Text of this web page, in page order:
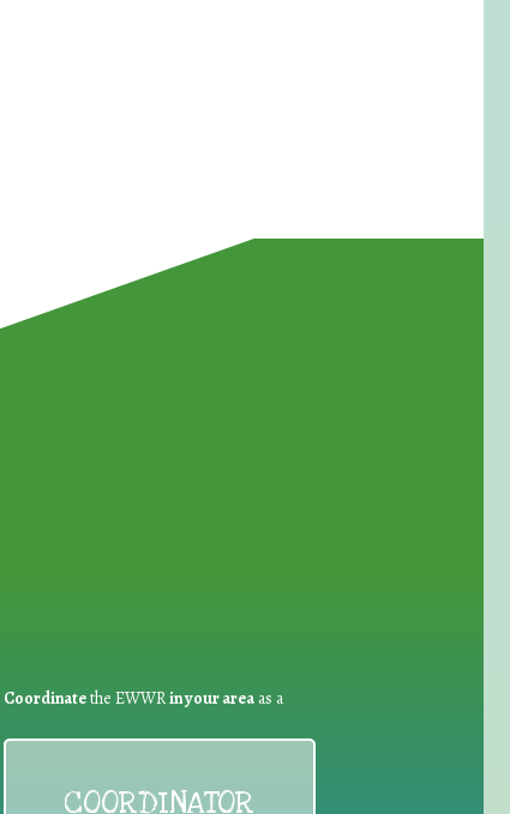
Coordinatethe EWWRin your areaas a
COORDINATOR